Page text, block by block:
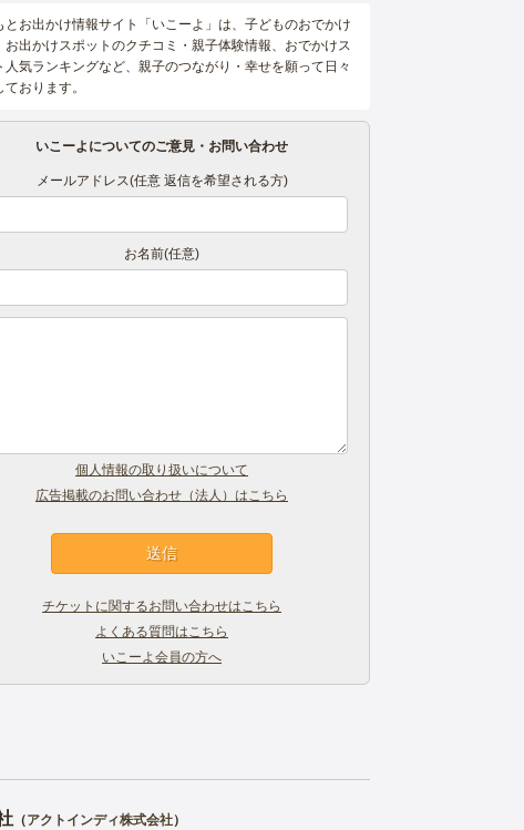
とお出かけ情報サイト「いこーよ」は、子どものおでかけ
お出かけスポットのクチコミ・親子体験情報、おでかけス
人気ランキングなど、親子のつながり・幸せを願って日々
おります。
いこーよについてのご意見・お問い合わせ
メールアドレス(任意 返信を希望される方)
お名前(任意)
個人情報の取り扱いについて
広告掲載のお問い合わせ（法人）はこちら
チケットに関するお問い合わせはこちら
よくある質問はこちら
いこーよ会員の方へ
（アクトインディ株式会社）